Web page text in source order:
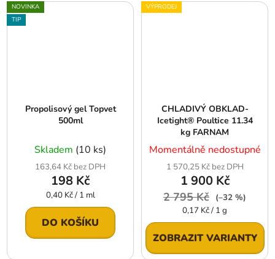
NOVINKA
TIP
Propolisový gel Topvet
500ml
Skladem (10 ks)
163,64 Kč bez DPH
198 Kč
Měrná
cena:
0,40 Kč / 1 ml
DO KOŠÍKU
VÝPRODEJ
CHLADIVÝ OBKLAD-
Icetight® Poultice 11.34
kg FARNAM
Momentálně nedostupné
1 570,25 Kč bez DPH
1 900 Kč
2 795 Kč
(–32 %)
Měrná
cena:
0,17 Kč / 1 g
ZOBRAZIT VARIANTY